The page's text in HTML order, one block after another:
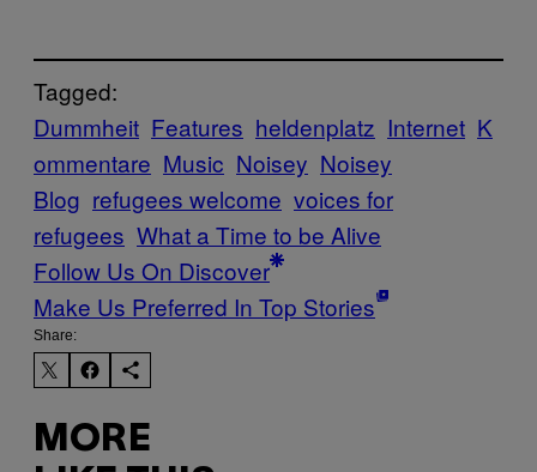
Tagged:
Dummheit Features heldenplatz Internet K
ommentare Music Noisey Noisey
Blog refugees welcome voices for
refugees What a Time to be Alive
Follow Us On Discover
Make Us Preferred In Top Stories
Share:
MORE